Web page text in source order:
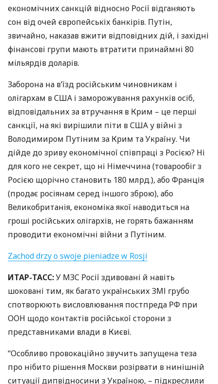
економічних санкцій відносно Росії відганяють
сон від очей європейськіх банкірів. Путін,
звичайно, наказав вжити відповідних дій, і західні
фінансові групи мають втратити принаймні 80
мільярдів доларів.
Заборона на в’їзд російським чиновникам і
олігархам вСША і заморожування рахунків осіб,
відповідальних за втручання в Крим – це перші
санкції, на які вирішили піти вСША у війні з
Володимиром Путіним за Крим та Україну. Чи
дійде до зриву економічної співпраці з Росією? Ні
для кого не секрет, що ні Німеччина (товарообіг з
Росією щорічно становить 180 млрд.), або Франція
(продає росіянам серед іншого зброю), або
Великобританія, економіка якої наводиться на
гроші російських олігархів, не горять бажанням
проводити економічні війни з Путіним.
Zachod drzy o swoje pieniadze w Rosji
ИТАР-ТАСС:У МЗС Росії здивовані й навіть
шоковані тим, як багато українськихЗМІ грубо
спотворюють висловлювання постпреда РФ при
ООН щодо контактів російської сторони з
представниками влади в Києві.
“Особливо провокаційно звучить запущена теза
про нібито рішення Москви розірвати в нинішній
ситуації дипвідносини з Україною, – підкреслили